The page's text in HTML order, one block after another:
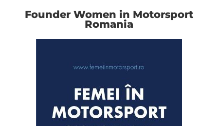
Founder Women in Motorsport
Romania